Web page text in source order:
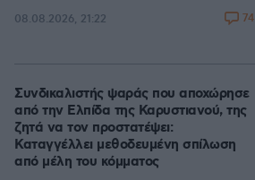
08.08.2026, 21:22 74
Συνδικαλιστής ψαράς που αποχώρησε
από την Ελπίδα της Καρυστιανού, της
ζητά να τον προστατέψει:
Καταγγέλλει μεθοδευμένη σπίλωση
από μέλη του κόμματος